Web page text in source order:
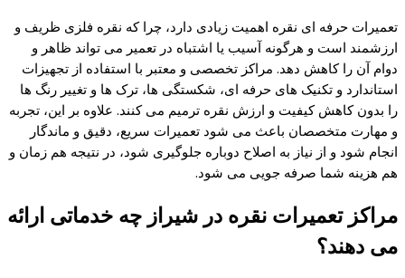
تعمیرات حرفه‌ ای نقره اهمیت زیادی دارد، چرا که نقره فلزی ظریف و
ارزشمند است و هرگونه آسیب یا اشتباه در تعمیر می‌ تواند ظاهر و
دوام آن را کاهش دهد. مراکز تخصصی و معتبر با استفاده از تجهیزات
استاندارد و تکنیک‌ های حرفه‌ ای، شکستگی‌ ها، ترک‌ ها و تغییر رنگ‌ ها
را بدون کاهش کیفیت و ارزش نقره ترمیم می‌ کنند. علاوه بر این، تجربه
و مهارت متخصصان باعث می‌ شود تعمیرات سریع، دقیق و ماندگار
انجام شود و از نیاز به اصلاح دوباره جلوگیری شود، در نتیجه هم زمان و
هم هزینه شما صرفه‌ جویی می‌ شود.
مراکز تعمیرات نقره در شیراز چه خدماتی ارائه
می دهند؟